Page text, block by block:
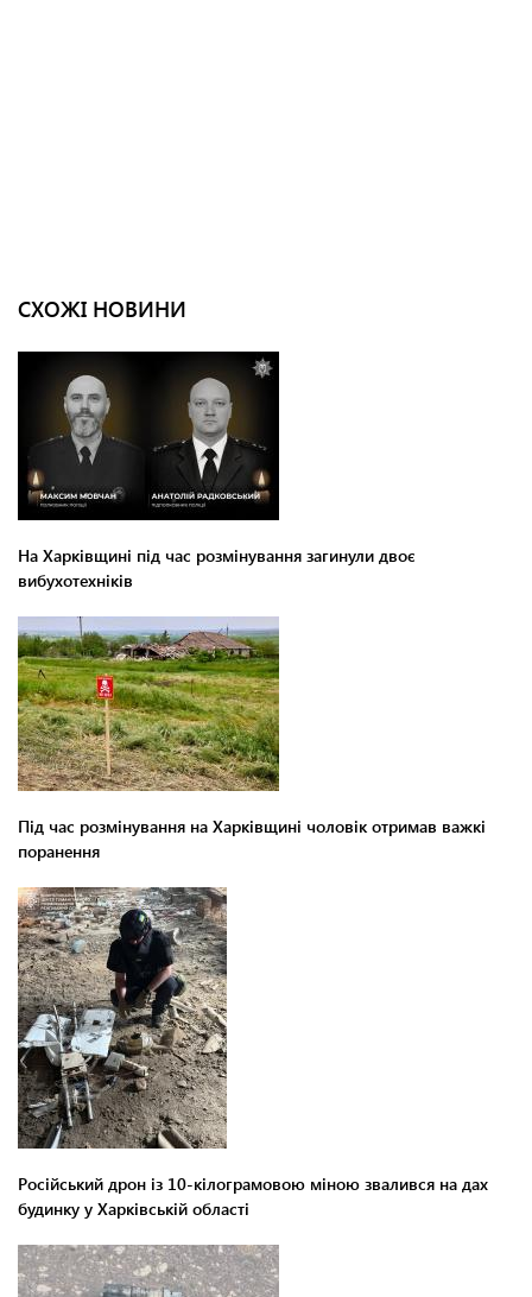
СХОЖІ НОВИНИ
На Харківщині під час розмінування загинули двоє
вибухотехніків
Під час розмінування на Харківщині чоловік отримав важкі
поранення
Російський дрон із 10-кілограмовою міною звалився на дах
будинку у Харківській області